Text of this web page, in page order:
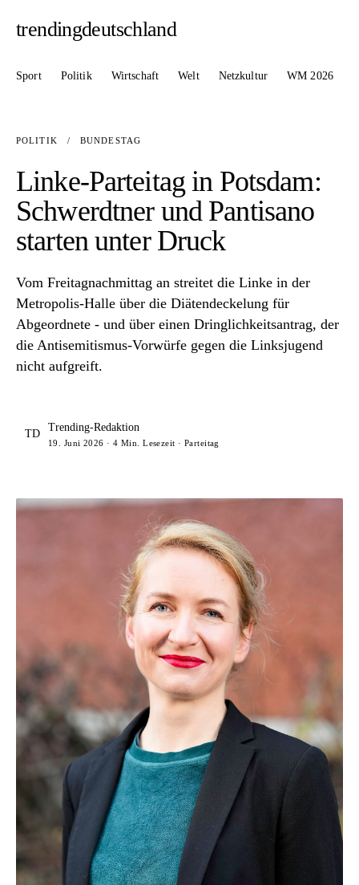
trendingdeutschland
Sport Politik Wirtschaft Welt Netzkultur WM 2026
POLITIK / BUNDESTAG
Linke-Parteitag in Potsdam:
Schwerdtner und Pantisano
starten unter Druck
Vom Freitagnachmittag an streitet die Linke in der
Metropolis-Halle über die Diätendeckelung für
Abgeordnete - und über einen Dringlichkeitsantrag, der
die Antisemitismus-Vorwürfe gegen die Linksjugend
nicht aufgreift.
TD
Trending-Redaktion
19. Juni 2026 · 4 Min. Lesezeit · Parteitag